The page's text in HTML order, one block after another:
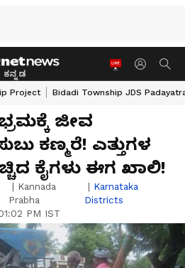
ಕನ್ನಡ
Project Bidadi Township JDS
ಜೀವ
ಕಣ್ಮರೆ! ಎತ್ತುಗಳ
ಕೈಗಳು ಈಗ ಖಾಲಿ!
| Kannada
Prabha
| Karnataka
Districts
PM IST